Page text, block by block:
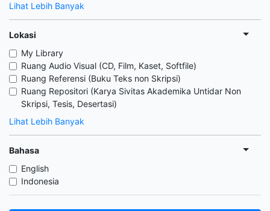
Lihat Lebih Banyak
Lokasi
My Library
Ruang Audio Visual (CD, Film, Kaset, Softfile)
Ruang Referensi (Buku Teks non Skripsi)
Ruang Repositori (Karya Sivitas Akademika Untidar Non
Skripsi, Tesis, Desertasi)
Lihat Lebih Banyak
Bahasa
English
Indonesia